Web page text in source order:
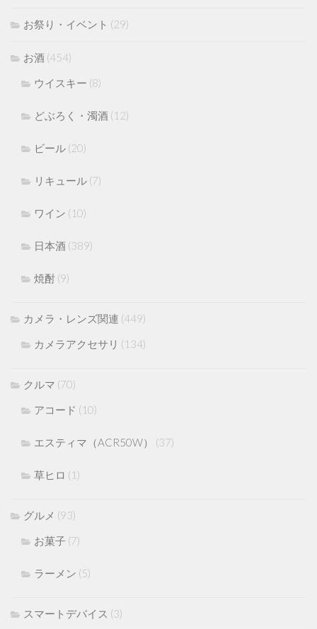
お祭り・イベント (29)
お酒 (454)
ウイスキー (8)
どぶろく・濁酒 (12)
ビール (20)
リキュール (7)
ワイン (10)
日本酒 (389)
焼酎 (9)
カメラ・レンズ関連 (449)
カメラアクセサリ (134)
クルマ (70)
アコード (10)
エスティマ（ACR50W） (37)
草ヒロ (1)
グルメ (93)
お菓子 (7)
ラーメン (5)
スマートデバイス (3)